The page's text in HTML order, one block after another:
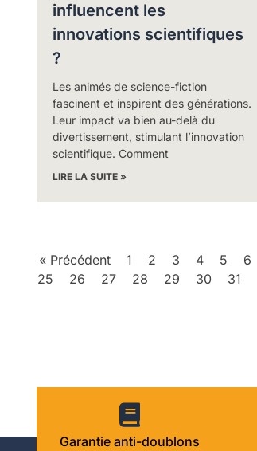
influencent les
innovations scientifiques
?
Les animés de science-fiction
fascinent et inspirent des générations.
Leur impact va bien au-delà du
divertissement, stimulant l’innovation
scientifique. Comment
LIRE LA SUITE »
« Précédent 1 2 3 4 5 6
25
26 27 28 29 30 31
Garantie anti-doublons